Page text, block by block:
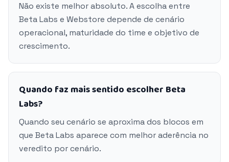
Não existe melhor absoluto. A escolha entre
Beta Labs e Webstore depende de cenário
operacional, maturidade do time e objetivo de
crescimento.
Quando faz mais sentido escolher Beta
Labs?
Quando seu cenário se aproxima dos blocos em
que Beta Labs aparece com melhor aderência no
veredito por cenário.